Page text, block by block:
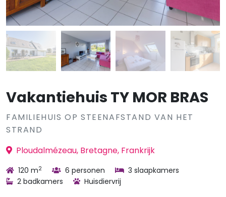
Vakantiehuis TY MOR BRAS
FAMILIEHUIS OP STEENAFSTAND VAN HET
STRAND
Ploudalmézeau, Bretagne, Frankrijk
120 m2 6 personen
3 slaapkamers
2 badkamers
Huisdiervrij